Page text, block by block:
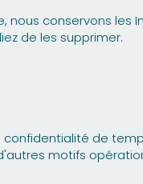
nous conservons les
de les supprimer.
de
motifs